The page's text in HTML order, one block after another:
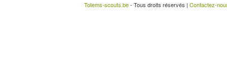
Totems-scouts.be- Tous droits réservés | Contactez-